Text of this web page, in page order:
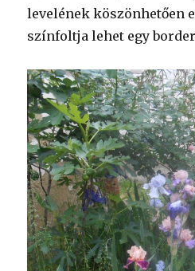
levelének köszönhetően
színfoltja lehet egy